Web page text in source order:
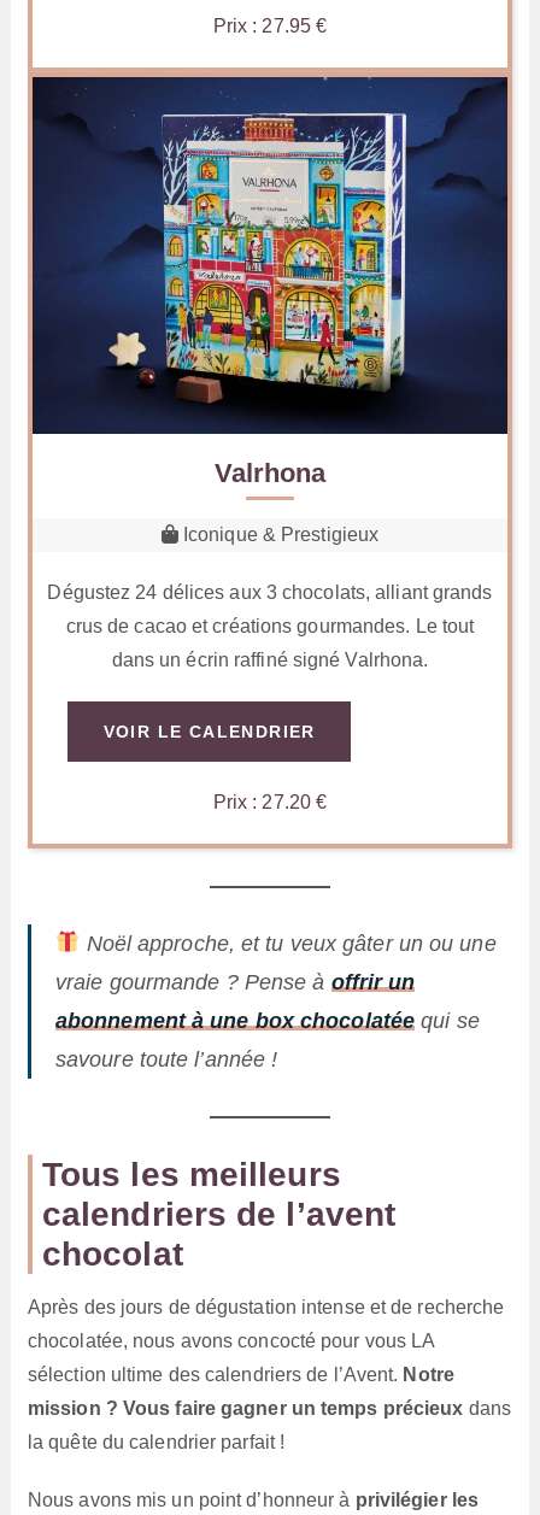
Prix : 27.95 €
Valrhona
Iconique & Prestigieux
Dégustez 24 délices aux 3 chocolats, alliant grands
crus de cacao et créations gourmandes. Le tout
dans un écrin raffiné signé Valrhona.
VOIR LE CALENDRIER
Prix : 27.20 €
Noël approche, et tu veux gâter un ou une
vraie gourmande ? Pense à offrir un
abonnement à une box chocolatée qui se
savoure toute l’année !
Tous les meilleurs
calendriers de l’avent
chocolat
Après des jours de dégustation intense et de recherche
chocolatée, nous avons concocté pour vous LA
sélection ultime des calendriers de l’Avent. Notre
mission ? Vous faire gagner un temps précieux dans
la quête du calendrier parfait !
Nous avons mis un point d’honneur à privilégier les